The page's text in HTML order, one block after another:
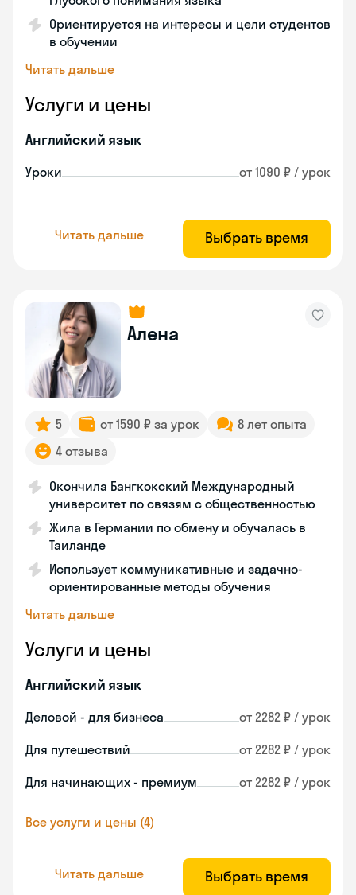
Ориентируется на интересы и цели студентов
в обучении
Читать дальше
Услуги и цены
Английский язык
Уроки от 1090 ₽ / урок
Читать дальше Выбрать время
Алена
5 от 1590 ₽ за урок
8 лет опыта
4 отзыва
Окончила Бангкокский Международный
университет по связям с общественностью
Жила в Германии по обмену и обучалась в
Таиланде
Использует коммуникативные и задачно-
ориентированные методы обучения
Читать дальше
Услуги и цены
Английский язык
Деловой - для бизнеса от 2282 ₽ / урок
Для путешествий от 2282 ₽ / урок
Для начинающих - премиум от 2282 ₽ / урок
Все услуги и цены (4)
Читать дальше Выбрать время